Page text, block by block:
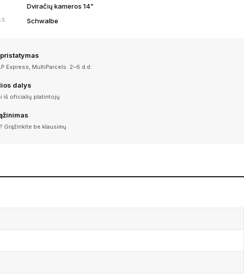
Dviračių kameros 14"
Schwalbe
Express, MultiParcels. 2–6 d.d.
dalys
iš oficialių platintojų
Grąžinkite be klausimų